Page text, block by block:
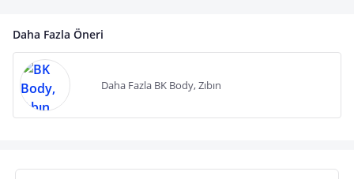
Daha Fazla Öneri
Daha Fazla BK Body, Zıbın